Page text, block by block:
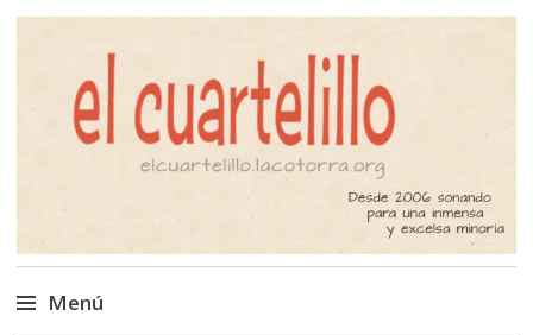
El Cuartelillo
Programa de radio de música
independiente. Podcast
Menú